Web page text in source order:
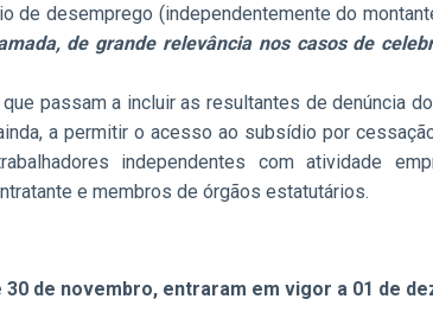
desemprego (independentemente do
de grande relevância nos casos de
passam a incluir as resultantes de denúncia
a permitir o acesso ao subsídio por
independentes com atividade
e membros de órgãos estatutários.
de novembro, entraram em vigor a 01 de